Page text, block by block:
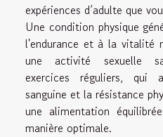
expériences d’adulte que
Une condition physique
l'endurance et à la vitalité
une activité sexuelle
exercices réguliers, qui
sanguine et la résistance
une alimentation
manière optimale.